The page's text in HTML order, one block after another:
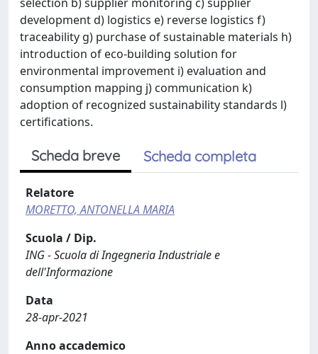
development d) logistics e) reverse logistics f)
traceability g) purchase of sustainable materials h)
introduction of eco-building solution for
environmental improvement i) evaluation and
consumption mapping j) communication k)
adoption of recognized sustainability standards l)
certifications.
Scheda breve Scheda completa
Relatore
MORETTO, ANTONELLA MARIA
Scuola / Dip.
ING - Scuola di Ingegneria Industriale e
dell'Informazione
Data
28-apr-2021
Anno accademico